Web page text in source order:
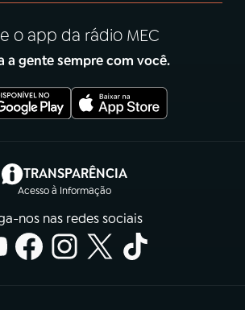
o app da rádio MEC
a gente sempre com você.
TRANSPARÊNCIA
Acesso à Informação
(abre em nova aba)
nos nas redes sociais